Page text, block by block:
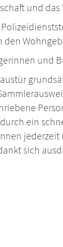
und
und
ein
sich